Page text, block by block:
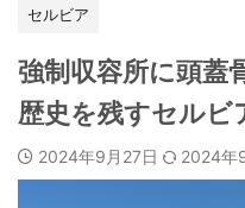
セルビア
強制収容所に頭蓋
歴史を残すセルビ
2024年9月27日 2024年